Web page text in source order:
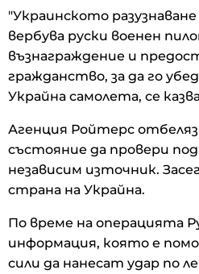
"Украинското
вербува руски военен
възнаграждение и
гражданство, за да го
Украйна самолета, се
Агенция Ройтерс
състояние да провери
независим източник.
страна на Украйна.
По време на операцията
информация, която е
сили да нанесат удар по